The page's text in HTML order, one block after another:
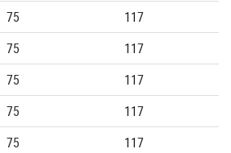
75
117
75
117
75
117
75
117
75
117